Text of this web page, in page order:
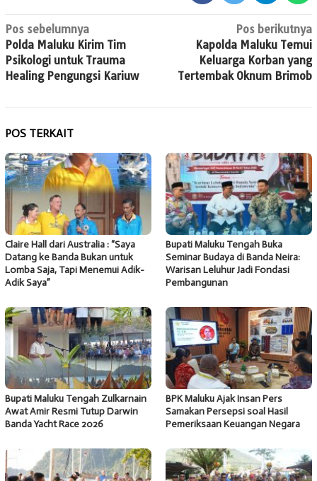
Navigasi
pos
Pos sebelumnya
Polda Maluku Kirim Tim
Psikologi untuk Trauma
Healing Pengungsi Kariuw
Pos berikutnya
Kapolda Maluku Temui
Keluarga Korban yang
Tertembak Oknum Brimob
POS TERKAIT
Claire Hall dari Australia : “Saya
Datang ke Banda Bukan untuk
Lomba Saja, Tapi Menemui Adik-
Adik Saya”
Bupati Maluku Tengah Buka
Seminar Budaya di Banda Neira:
Warisan Leluhur Jadi Fondasi
Pembangunan
Bupati Maluku Tengah Zulkarnain
Awat Amir Resmi Tutup Darwin
Banda Yacht Race 2026
BPK Maluku Ajak Insan Pers
Samakan Persepsi soal Hasil
Pemeriksaan Keuangan Negara